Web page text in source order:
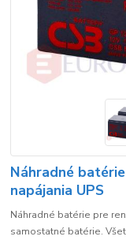
Náhradné
napájania UPS
Náhradné batérie pre
samostatné batérie.